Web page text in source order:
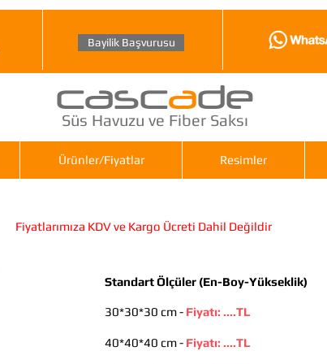
Bayilik Başvurusu
Süs Havuzu ve Fiber Saksı
cascade
Ürünler/Fiyatlar Resimler
Fiyatlarımıza KDV ve Kargo Ücreti Dahil Değildir
Standart Ölçüler (En-Boy-Yükseklik)
30*30*30 cm - Fiyatı: ....TL
40*40*40 cm - Fiyatı: ....TL